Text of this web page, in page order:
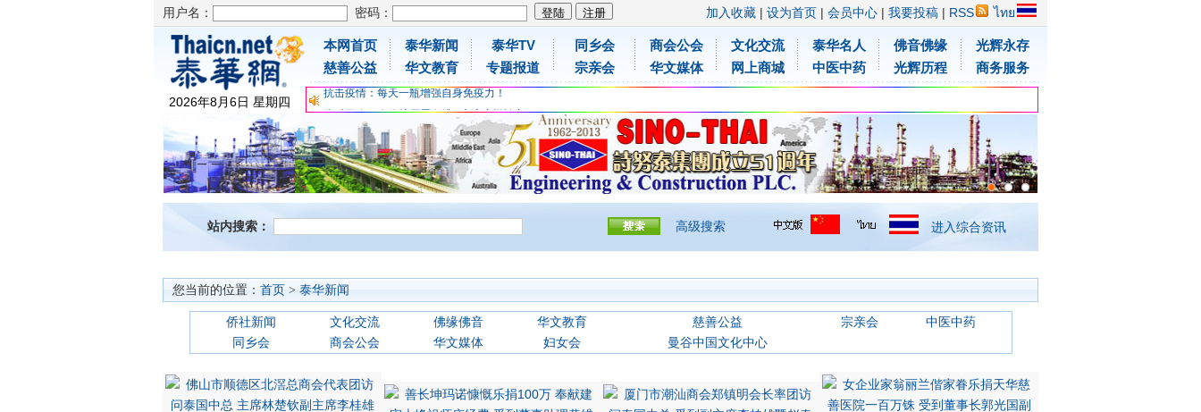
用户名： 密码： 加入收藏 | 设为首页 | 会员中心 | 我要投稿 | RSS ไทย
2026年8月6日 星期四
本网首页
慈善公益
泰华新闻
华文教育
泰华TV
专题报道
同乡会
宗亲会
商会公会
华文媒体
文化交流
网上商城
泰华名人
中医中药
佛音佛缘
光辉历程
光辉永存
商务服务
为时不晚，人体胶原蛋白维C应该这样补充
关爱儿童健康，免费领取日本原装尤妮佳超立体儿童防飞沫口罩
抗击疫情：每天一瓶增强自身免疫力！
为时不晚，人体胶原蛋白维C应该这样补充
关爱儿童健康，免费领取日本原装尤妮佳超立体儿童防飞沫口罩
抗击疫情：每天一瓶增强自身免疫力！
站内搜索： 高级搜索 进入综合资讯
您当前的位置： 首页 > 泰华新闻
侨社新闻 文化交流 佛缘佛音 华文教育 慈善公益 宗亲会
中医中药
同乡会
商会公会 华文媒体 妇女会 曼谷中国文化中心